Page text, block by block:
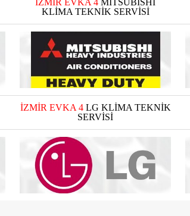
İZMİR EVKA 4 MITSUBISHI
KLİMA TEKNİK SERVİSİ
İZMİR EVKA 4 LG KLİMA TEKNİK
SERVİSİ